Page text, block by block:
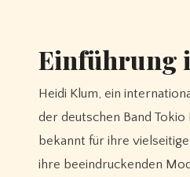
Einführung
Heidi Klum, ein international anerkanntes Supermodel, Moderatorin und Geschäftsfrau, und Tom Kaulitz, der talentierte Gitarrist
der deutschen Band
bekannt für ihre
ihre beeindruckenden